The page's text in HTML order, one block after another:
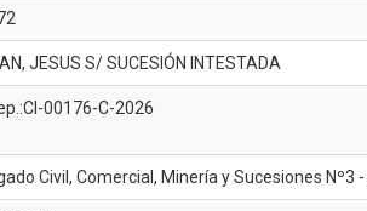
JESUS S/ SUCESIÓN INTESTADA
00176-C-2026
Civil, Comercial, Minería y Sucesiones Nº3